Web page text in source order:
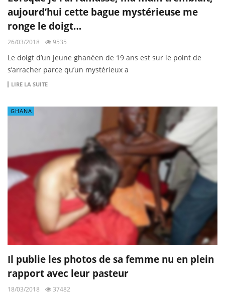
aujourd’hui cette bague mystérieuse me
ronge le doigt…
26/03/2018 9535
Le doigt d’un jeune ghanéen de 19 ans est sur le point de
s’arracher parce qu’un mystérieux a
LIRE LA SUITE
GHANA
Il publie les photos de sa femme nu en plein
rapport avec leur pasteur
18/03/2018 37482